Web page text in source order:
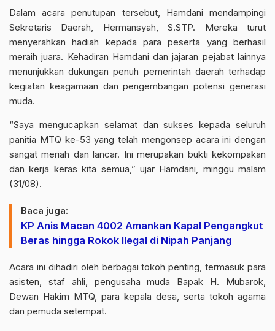
Dalam acara penutupan tersebut, Hamdani mendampingi
Sekretaris Daerah, Hermansyah, S.STP. Mereka turut
menyerahkan hadiah kepada para peserta yang berhasil
meraih juara. Kehadiran Hamdani dan jajaran pejabat lainnya
menunjukkan dukungan penuh pemerintah daerah terhadap
kegiatan keagamaan dan pengembangan potensi generasi
muda.
“Saya mengucapkan selamat dan sukses kepada seluruh
panitia MTQ ke-53 yang telah mengonsep acara ini dengan
sangat meriah dan lancar. Ini merupakan bukti kekompakan
dan kerja keras kita semua,” ujar Hamdani, minggu malam
(31/08).
Baca juga:
KP Anis Macan 4002 Amankan Kapal Pengangkut
Beras hingga Rokok Ilegal di Nipah Panjang
Acara ini dihadiri oleh berbagai tokoh penting, termasuk para
asisten, staf ahli, pengusaha muda Bapak H. Mubarok,
Dewan Hakim MTQ, para kepala desa, serta tokoh agama
dan pemuda setempat.